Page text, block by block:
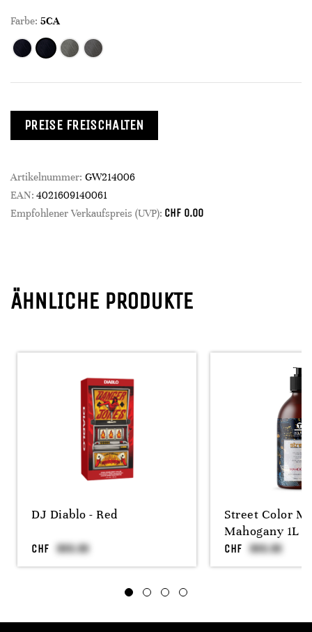
Farbe: 5CA
PREISE FREISCHALTEN
Artikelnummer: GW214006
EAN: 4021609140061
Empfohlener Verkaufspreis (UVP): CHF 0.00
ÄHNLICHE PRODUKTE
DJ Diablo - Red
CHF
Street Color
Mahogany 1L
CHF